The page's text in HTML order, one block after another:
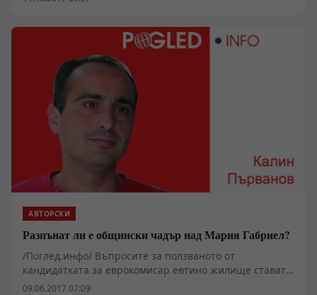
АВТОРСКИ
Разпънат ли е общински чадър над Мария Габриел?
/Поглед.инфо/ Въпросите за ползваното от
кандидатката за еврокомисар евтино жилище стават
все повече, а отговорите секнаха. Случаят разкри и
09.06.2017 07:09